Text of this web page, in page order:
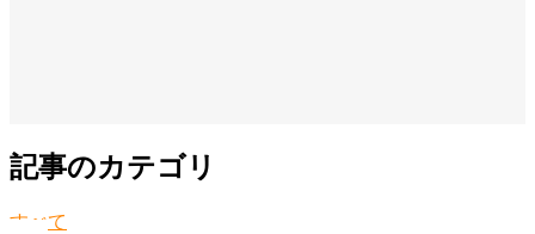
記事のカテゴリ
すべて